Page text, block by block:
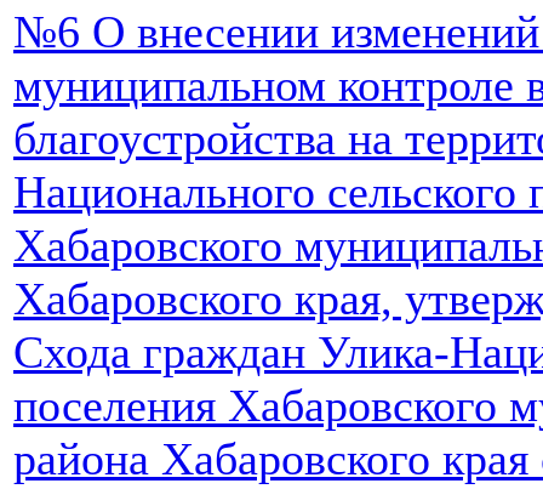
№6 О внесении
муниципальном контроле
благоустройства на
Национального сельского
Хабаровского
Хабаровского края,
Схода граждан Улика-
поселения Хабаровского
района Хабаровского